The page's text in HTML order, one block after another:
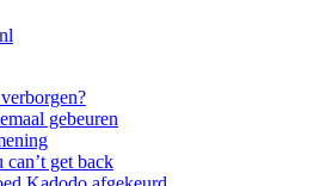
gebeuren
get back